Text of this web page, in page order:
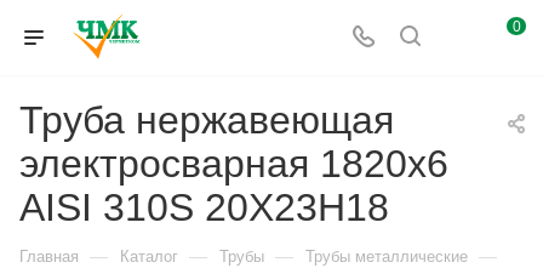
0
Труба нержавеющая
электросварная 1820х6
AISI 310S 20Х23Н18
Главная — Каталог — Трубы — Трубы металлические —